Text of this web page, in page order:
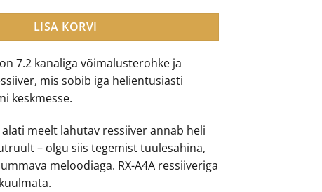
on 7.2 kanaliga võimalusterohke ja
mis sobib iga helientusiasti
keskmesse.
meelt lahutav ressiiver annab heli
– olgu siis tegemist tuulesahina,
meloodiaga. RX-A4A ressiiveriga
LISA KORVI